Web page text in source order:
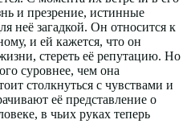
и презрение, истинные
неё загадкой. Он относится к
и ей кажется, что он
стереть её репутацию. Но
суровнее, чем она
столкнуться с чувствами и
её представление о
в чьих руках теперь